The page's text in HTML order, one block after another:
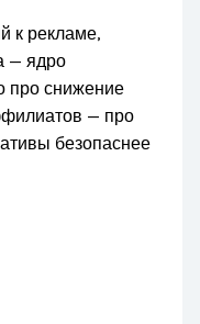
к рекламе,
— ядро
про снижение
— про
безопаснее